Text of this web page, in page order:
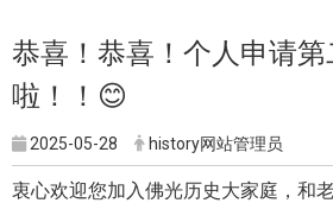
恭喜！恭喜！个人申请
啦！！😊
2025-05-28 history网站管理员
衷心欢迎您加入佛光历史大家庭，和